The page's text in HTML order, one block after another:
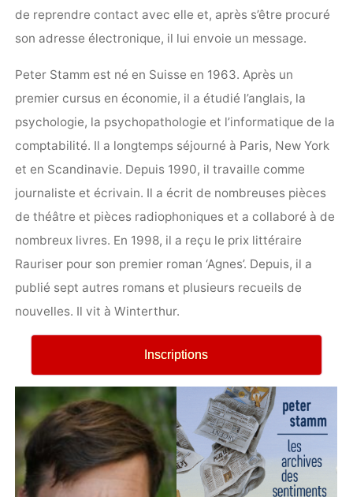
de reprendre contact avec elle et, après s’être procuré
son adresse électronique, il lui envoie un message.
Peter Stamm est né en Suisse en 1963. Après un
premier cursus en économie, il a étudié l’anglais, la
psychologie, la psychopathologie et l’informatique de la
comptabilité. Il a longtemps séjourné à Paris, New York
et en Scandinavie. Depuis 1990, il travaille comme
journaliste et écrivain. Il a écrit de nombreuses pièces
de théâtre et pièces radiophoniques et a collaboré à de
nombreux livres. En 1998, il a reçu le prix littéraire
Rauriser pour son premier roman ‘Agnes’. Depuis, il a
publié sept autres romans et plusieurs recueils de
nouvelles. Il vit à Winterthur.
Inscriptions